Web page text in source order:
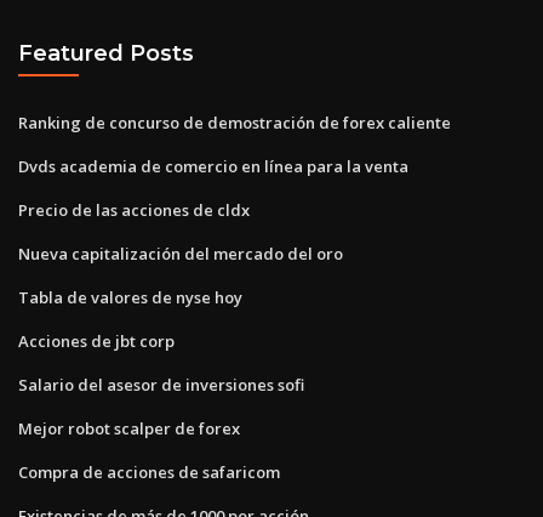
Featured Posts
Ranking de concurso de demostración de forex caliente
Dvds academia de comercio en línea para la venta
Precio de las acciones de cldx
Nueva capitalización del mercado del oro
Tabla de valores de nyse hoy
Acciones de jbt corp
Salario del asesor de inversiones sofi
Mejor robot scalper de forex
Compra de acciones de safaricom